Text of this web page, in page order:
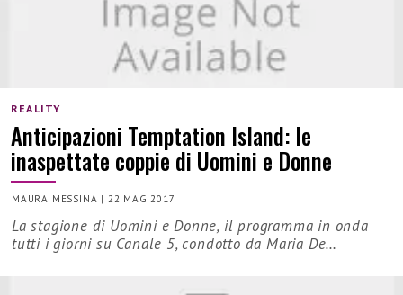
REALITY
Anticipazioni Temptation Island: le
inaspettate coppie di Uomini e Donne
MAURA MESSINA | 22 MAG 2017
La stagione di Uomini e Donne, il programma in onda
tutti i giorni su Canale 5, condotto da Maria De…